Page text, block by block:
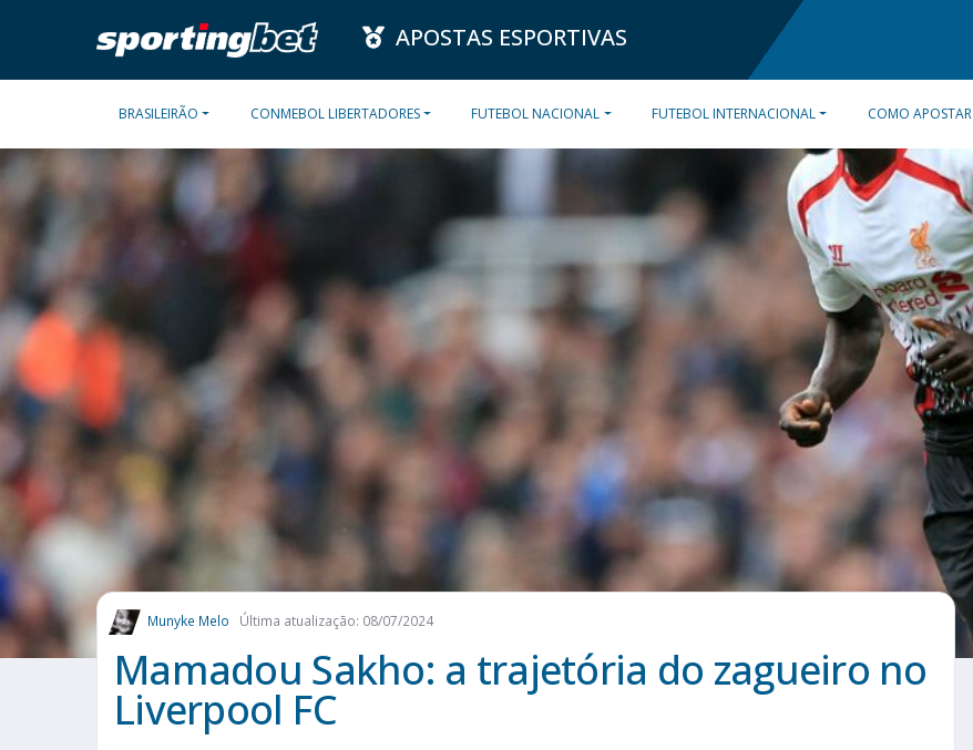
APOSTAS ESPORTIVAS
BRASILEIRÃO CONMEBOL LIBERTADORES FUTEBOL NACIONAL FUTEBOL INTERNACIONAL COMO APOSTAR
Munyke Melo Última atualização: 08/07/2024
Mamadou Sakho: a trajetória do zagueiro no
Liverpool FC